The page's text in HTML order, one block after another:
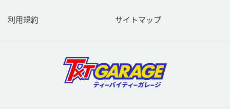
ものとします。
01投稿内容について、投稿したご利用者が著作権法上のすべての権
02ご利用者が第三者の著作物等を利用して投稿する場合には、ご利
用者の責任と負担において、第三者の許諾等必要な権利処理がなさ
れていることを当社に対して保証していただきます。なお当該権利
処理には、ご利用者から当社に対する利用許諾、当社から第三者に
利用規約 サイトマップ